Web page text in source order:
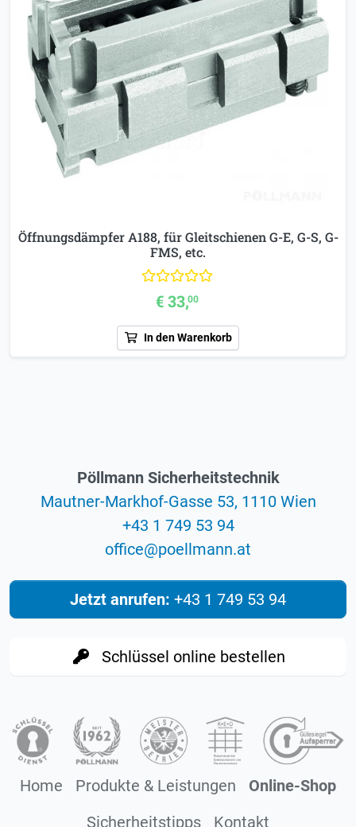
Öffnungsdämpfer A188, für Gleitschienen G-E, G-S, G-
FMS, etc.
€ 33,00
In den Warenkorb
Pöllmann Sicherheitstechnik
Mautner-Markhof-Gasse 53, 1110 Wien
+43 1 749 53 94
ta.nnamlleop
@
eciffo
Jetzt anrufen: +43 1 749 53 94
Schlüssel online bestellen
Home Produkte & Leistungen
Online-Shop
Sicherheitstipps
Kontakt